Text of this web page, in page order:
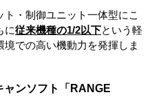
・制御ユニット一体型にこ
に従来機種の1/2以下という軽
での高い機動力を発揮しま
ンソフト「RANGE